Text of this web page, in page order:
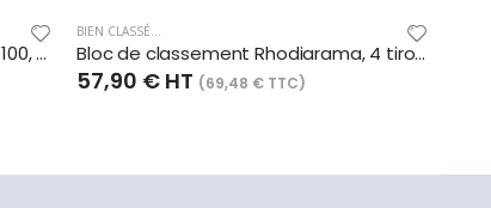
Porte-revues Rhodiarama, dos de 100, finition simili cuir italien, coloris iris
BIEN CLASSÉ...
Bloc de classement Rhodiarama, 4 tiroirs, finition simili cuir italien, coloris argent
57,90 € HT (69,48 € TTC)